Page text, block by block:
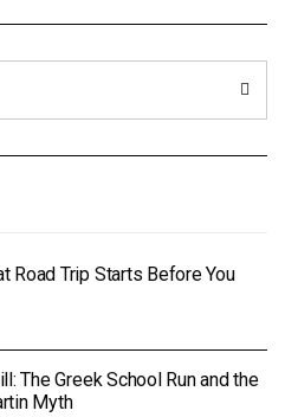
Road Trip Starts Before You
The Greek School Run and the
Myth